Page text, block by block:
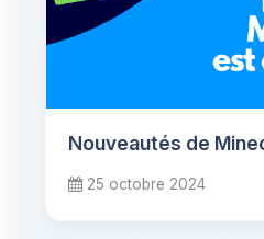
Nouveautés de
25 octobre 2024